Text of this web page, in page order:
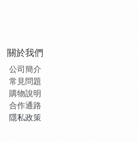
關於我們
公司簡介
常見問題
購物說明
合作通路
隱私政策